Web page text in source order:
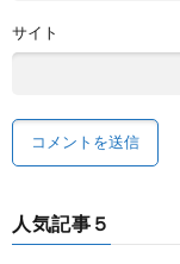
サイト
人気記事５